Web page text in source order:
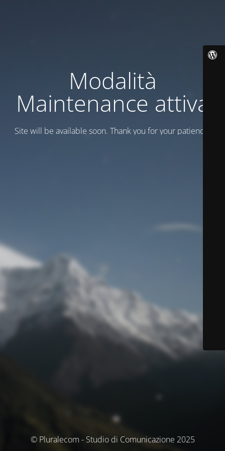
Modalità
Maintenance attiva
Site will be available soon. Thank you for your patience!
© Pluralecom - Studio di Comunicazione 2025